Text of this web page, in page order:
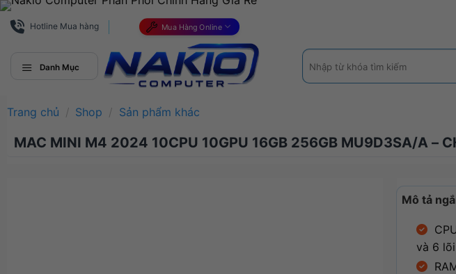
Bỏ
qua
Hotline Mua hàng Mua Hàng Online
Danh Mục
Tìm
kiếm:
Trang chủ / Shop / Sản phẩm khác
MAC MINI M4 2024 10CPU 10GPU 16GB 256GB MU9D3SA/A –
Mô tả
và 6